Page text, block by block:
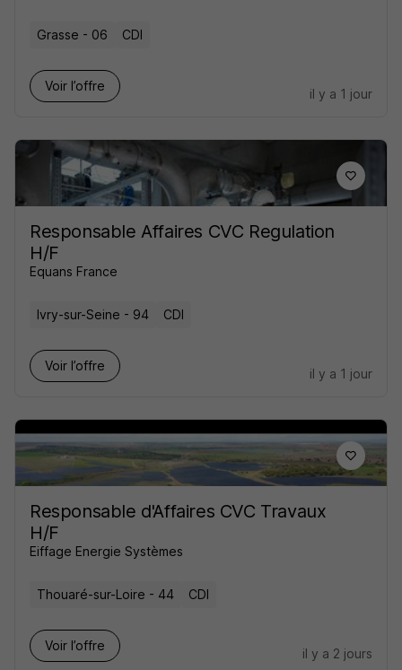
Grasse - 06 CDI
Voir l’offre
il y a 1 jour
Responsable Affaires CVC Regulation
H/F
Equans France
Ivry-sur-Seine - 94 CDI
Voir l’offre
il y a 1 jour
Responsable d'Affaires CVC Travaux
H/F
Eiffage Energie Systèmes
Thouaré-sur-Loire - 44 CDI
Voir l’offre
il y a 2 jours